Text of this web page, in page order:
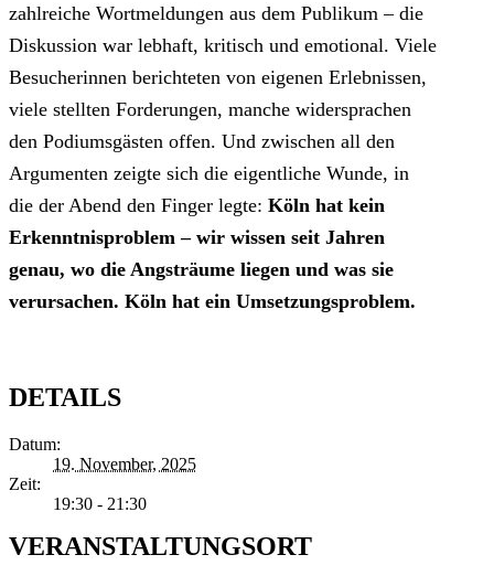
zahlreiche Wortmeldungen aus dem Publikum – die
Diskussion war lebhaft, kritisch und emotional. Viele
Besucherinnen berichteten von eigenen Erlebnissen,
viele stellten Forderungen, manche widersprachen
den Podiumsgästen offen. Und zwischen all den
Argumenten zeigte sich die eigentliche Wunde, in
die der Abend den Finger legte: Köln hat kein
Erkenntnisproblem – wir wissen seit Jahren
genau, wo die Angsträume liegen und was sie
verursachen. Köln hat ein Umsetzungsproblem.
DETAILS
Datum:
19. November, 2025
Zeit:
19:30 - 21:30
VERANSTALTUNGSORT